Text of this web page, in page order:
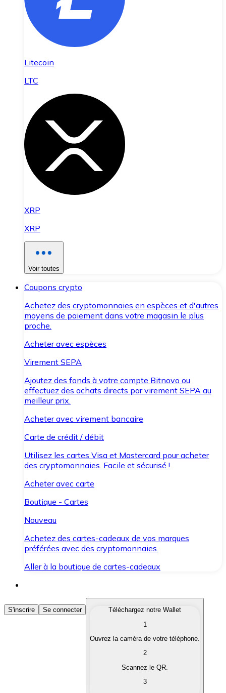
Litecoin
LTC
XRP
XRP
Voir toutes
Coupons crypto
Achetez des cryptomonnaies en espèces et d'autres
moyens de paiement dans votre magasin le plus
proche.
Acheter avec espèces
Virement SEPA
Ajoutez des fonds à votre compte Bitnovo ou
effectuez des achats directs par virement SEPA au
meilleur prix.
Acheter avec virement bancaire
Carte de crédit / débit
Utilisez les cartes Visa et Mastercard pour acheter
des cryptomonnaies. Facile et sécurisé !
Acheter avec carte
Boutique - Cartes
Nouveau
Achetez des cartes-cadeaux de vos marques
préférées avec des cryptomonnaies.
Aller à la boutique de cartes-cadeaux
Acheter des Cryptomonnaies
Achetez les cryptomonnaies qui vous intéressent
Convertissez vos cryptomonnaies en monnaie
S'inscrire Se connecter
Téléchargez notre Wallet
1
Ouvrez la caméra de votre téléphone.
2
Scannez le QR.
3